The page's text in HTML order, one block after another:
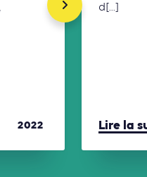
2022
d[...]
Lire la